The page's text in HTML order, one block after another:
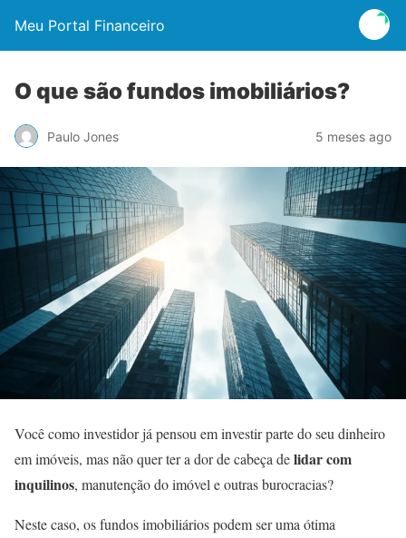
Meu Portal Financeiro
O que são fundos imobiliários?
Paulo Jones 5 meses ago
Você como investidor já pensou em investir parte do seu dinheiro
em imóveis, mas não quer ter a dor de cabeça delidar com
inquilinos, manutenção do imóvel e outras burocracias?
Neste caso, os fundos imobiliários podem ser uma ótima